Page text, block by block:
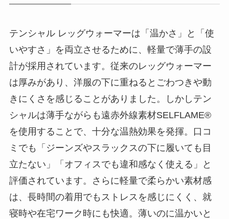
テンシャル レッグウォーマーは「温かさ」と「使
いやすさ」を両立させるために、軽量で薄手の設
計が採用されています。従来のレッグウォーマー
は厚みがあり、洋服の下に重ねるとごわつきや動
きにくさを感じることがありました。しかしテン
シャルは薄手ながらも遠赤外線素材SELFLAME®
を使用することで、十分な温熱効果を発揮。口コ
ミでも「ジーンズやスラックスの下に履いても目
立たない」「オフィスでも違和感なく使える」と
評価されています。さらに軽量で柔らかい素材感
は、長時間の着用でもストレスを感じにくく、就
寝時や在宅ワーク時にも快適。薄いのに温かいと